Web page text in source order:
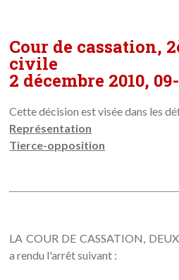
Cour de cassation,
civile
2 décembre 2010,
Cette décision est visée dans les
Représentation
Tierce-opposition
LA COUR DE CASSATION,
a rendu l'arrêt suivant :